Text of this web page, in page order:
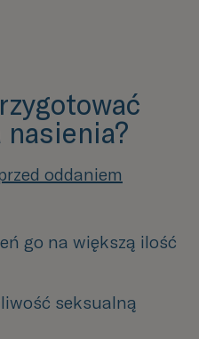
oddaniem
go na większą ilość
seksualną